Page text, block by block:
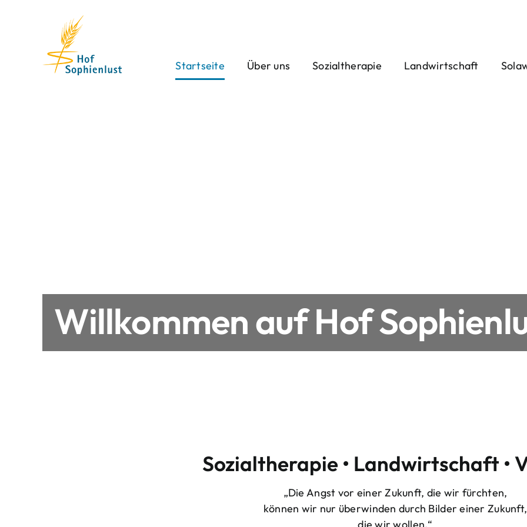
Startseite
Über uns Sozialtherapie Landwirtschaft
Willkommen auf Hof
Sozialtherapie • Landwirtschaft •
„Die Angst vor einer Zukunft, die wir fürchten,
können wir nur überwinden durch Bilder einer Zukunft,